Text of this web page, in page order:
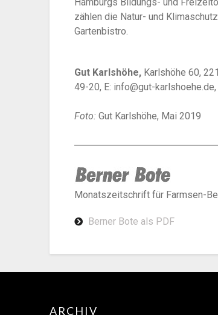
zählen die Natur- und
Gartenbistro.
Gut Karlshöhe, Karlshöhe 60,
49-20, E: info@gut-
Foto: Gut Karlshöhe, Mai 2019
Monatszeitschrift für Farmsen-
Berner Bote als PDF
ARCHIV